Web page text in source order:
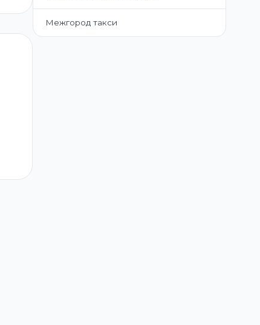
Межгород такси